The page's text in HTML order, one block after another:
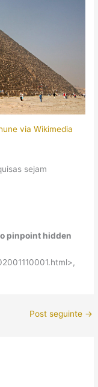
via Wikimedia
sejam
pinpoint hidden
Post seguinte →